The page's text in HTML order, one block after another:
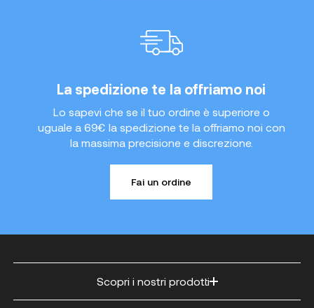
La spedizione te la offriamo noi
Lo sapevi che se il tuo ordine è superiore o
uguale a 69€ la spedizione te la offriamo noi con
la massima precisione e discrezione.
Fai un ordine
Scopri i nostri prodotti